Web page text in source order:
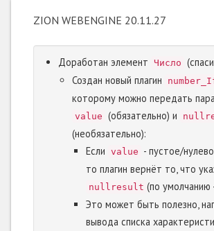
ZION WEBENGINE 20.11.27
Доработан элемент Число
Создан новый плагин
которому можно передать
value (обязательно) и
(необязательно):
Если value - пустое/
то плагин вернёт то, что
nullresult (по умолчанию
Это может быть полезно,
вывода списка